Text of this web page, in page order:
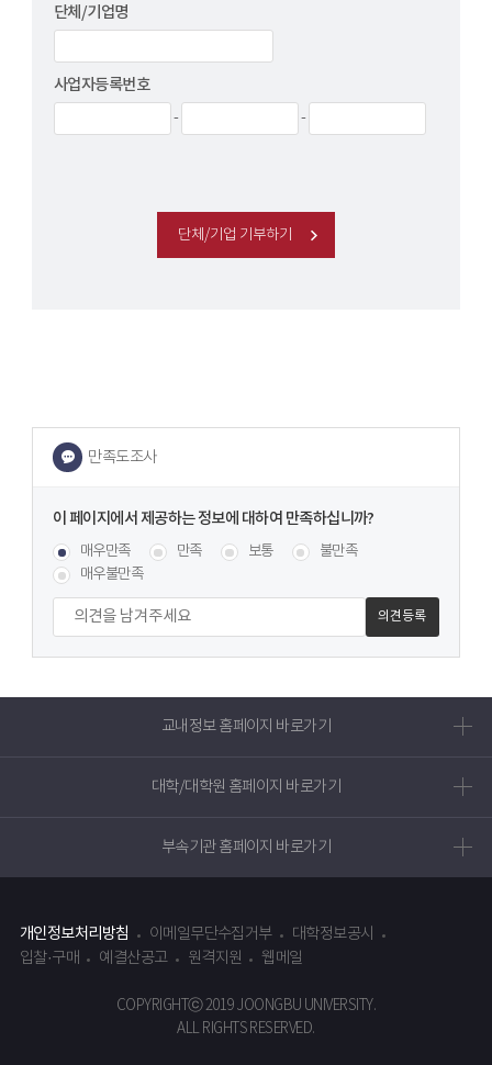
단체/기업명
사업자등록번호
- -
단체/기업 기부하기
이
페이지에서
제공하는
대하여
만족하십니까?
콘텐츠 만족도 조사 [평균 .28점 /18명 참여]
매우만족 만족 보통
불만족
매우불만족
교내정보 홈페이지 바로가기
대학/대학원 홈페이지 바로가기
부속기관 홈페이지 바로가기
개인정보처리방침 이메일무단수집거부
대학정보공시
입찰·구매
예결산공고 원격지원 웹메일
COPYRIGHTⓒ 2019 JOONGBU UNIVERSITY.
ALL RIGHTS RESERVED.